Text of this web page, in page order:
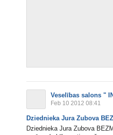
Veselības salons "
Feb 10 2012 08:41
Dziednieka Jura Zubova
Dziednieka Jura Zubova